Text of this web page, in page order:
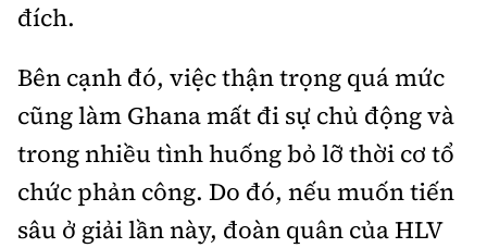
đích.
Bên cạnh đó, việc thận trọng quá mức
cũng làm Ghana mất đi sự chủ động và
trong nhiều tình huống bỏ lỡ thời cơ tổ
chức phản công. Do đó, nếu muốn tiến
sâu ở giải lần này, đoàn quân của HLV